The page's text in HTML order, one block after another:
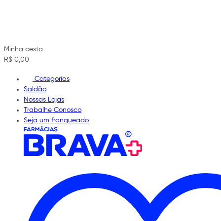
Minha cesta
R$ 0,00
Categorias
Saldão
Nossas Lojas
Trabalhe Conosco
Seja um franqueado